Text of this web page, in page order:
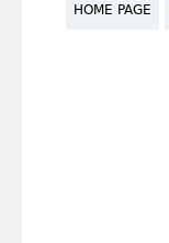
HOME PAGE